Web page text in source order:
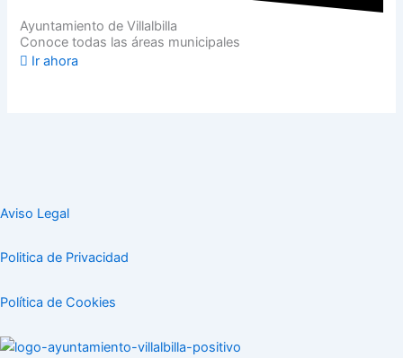
Ayuntamiento de Villalbilla
Conoce todas las áreas municipales
Ir ahora
Aviso Legal
Politica de Privacidad
Política de Cookies